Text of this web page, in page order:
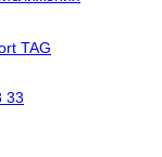
TAG
33